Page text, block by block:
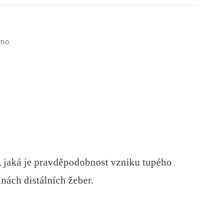
je pravděpodobnost vzniku tupého
distálních žeber.